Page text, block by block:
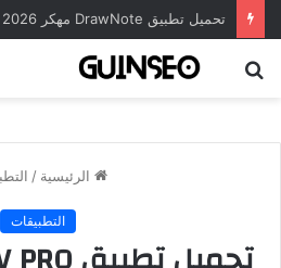
الرئيسية /
التطبيقات